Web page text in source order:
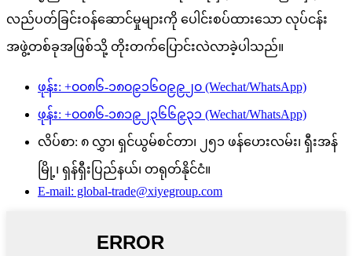
လည်ပတ်ခြင်းဝန်ဆောင်မှုများကို ပေါင်းစပ်ထားသော လုပ်ငန်း
အဖွဲ့တစ်ခုအဖြစ်သို့ တိုးတက်ပြောင်းလဲလာခဲ့ပါသည်။
ဖုန်း: +၀၀၈၆-၁၈၀၉၁၆၀၉၉၂၀ (Wechat/WhatsApp)
ဖုန်း: +၀၀၈၆-၁၈၁၉၂၃၆၆၉၃၁ (Wechat/WhatsApp)
လိပ်စာ: ၈ လွှာ၊ ရှင်ယွမ်စင်တာ၊ ၂၅၁ ဖန်ဟေးလမ်း၊ ရှီးအန်
မြို့၊ ရှန်ရှီးပြည်နယ်၊ တရုတ်နိုင်ငံ။
E-mail: global-trade@xiyegroup.com